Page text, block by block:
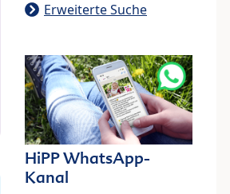
Erweiterte Suche
HiPP WhatsApp-
Kanal